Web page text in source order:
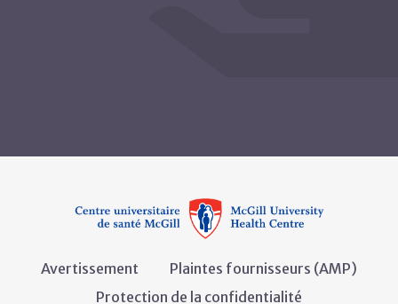
Avertissement
Plaintes fournisseurs (AMP)
Protection de la confidentialité